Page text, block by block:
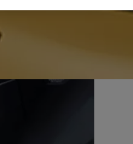
Cruiser, Hilux oraz PROACE.